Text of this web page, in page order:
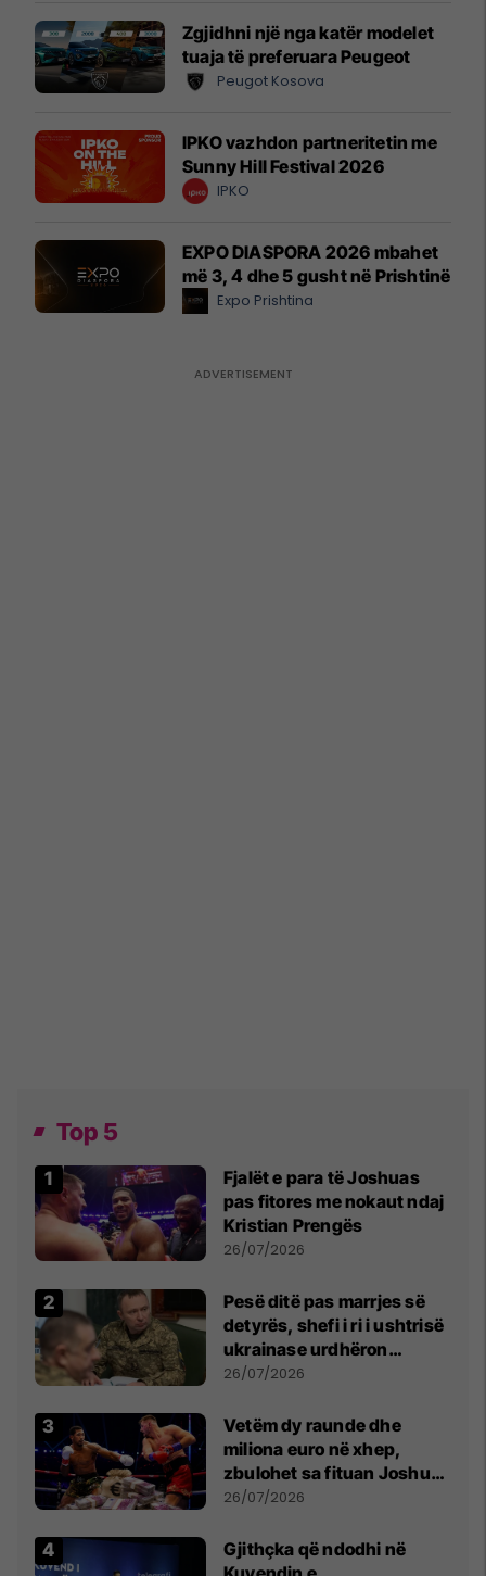
Zgjidhni një nga katër modelet
tuaja të preferuara Peugeot
Peugot Kosova
IPKO vazhdon partneritetin me
Sunny Hill Festival 2026
IPKO
EXPO DIASPORA 2026 mbahet
më 3, 4 dhe 5 gusht në Prishtinë
Expo Prishtina
Top 5
Fjalët e para të Joshuas
pas fitores me nokaut ndaj
Kristian Prengës
26/07/2026
Pesë ditë pas marrjes së
detyrës, shefi i ri i ushtrisë
ukrainase urdhëron
kontroll të madh
26/07/2026
Vetëm dy raunde dhe
miliona euro në xhep,
zbulohet sa fituan Joshua
e Prenga
26/07/2026
Gjithçka që ndodhi në